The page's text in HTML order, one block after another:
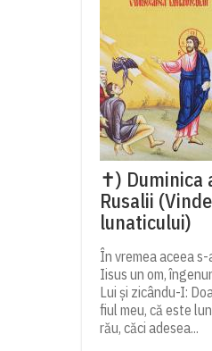
✝) Duminica
Rusalii
lunaticului)
În vremea aceea
Iisus un om,
Lui și zicându-I:
fiul meu, că este
rău, căci adesea...